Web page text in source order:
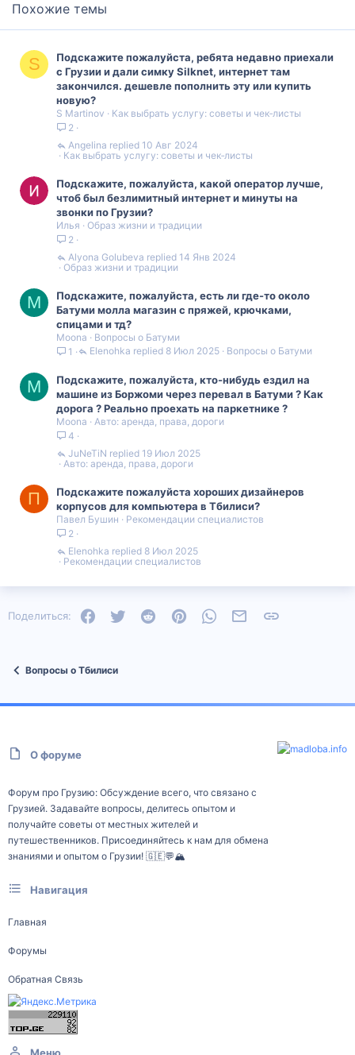
т
и
в
н
ы
й
г
о
л
о
с
т
и
в
н
й
г
с
Похожие темы
S
Подскажите пожалуйста, ребята недавно приехали
с Грузии и дали симку Silknet, интернет там
закончился. дешевле пополнить эту или купить
новую?
S Martinov
Как выбрать услугу: советы и чек‑листы
2
Как выбрать услугу: советы и чек‑листы
10 Авг 2024
Angelina
Подскажите, пожалуйста, какой оператор лучше,
чтоб был безлимитный интернет и минуты на
звонки по Грузии?
Илья
Образ жизни и традиции
2
Образ жизни и традиции
14 Янв 2024
Alyona Golubeva
M
Подскажите, пожалуйста, есть ли где-то около
Батуми молла магазин с пряжей, крючками,
спицами и тд?
Moona
Вопросы о Батуми
1
Вопросы о Батуми
8 Июл 2025
Elenohka
M
Подскажите, пожалуйста, кто-нибудь ездил на
машине из Боржоми через перевал в Батуми ? Как
дорога ? Реально проехать на паркетнике ?
Moona
Авто: аренда, права, дороги
4
Авто: аренда, права, дороги
19 Июл 2025
JuNeTiN
П
Подскажите пожалуйста хороших дизайнеров
корпусов для компьютера в Тбилиси?
Павел Бушин
Рекомендации специалистов
2
Рекомендации специалистов
8 Июл 2025
Elenohka
Поделиться: FacebookTwitter Reddit PinterestWhatsAppЭлектронная почта
Вопросы о Тбилиси
О форуме
Форум про Грузию: Обсуждение всего, что связано с
Грузией. Задавайте вопросы, делитесь опытом и
получайте советы от местных жителей и
путешественников. Присоединяйтесь к нам для обмена
знаниями и опытом о Грузии! 🇬🇪💬🏔️
Навигация
Главная
Форумы
Обратная Связь